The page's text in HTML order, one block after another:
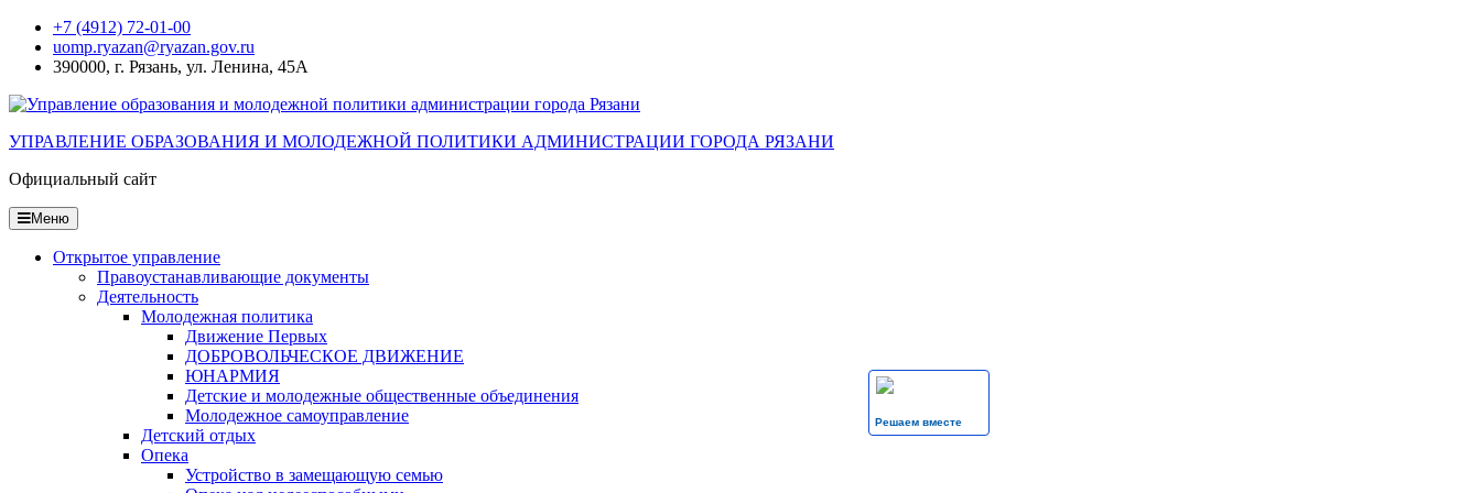
Перейти
содержанию
+7 (4912) 72-01-00
uomp.ryazan@ryazan.gov.ru
390000, г. Рязань, ул. Ленина, 45А
Решаем вместе
УПРАВЛЕНИЕ ОБРАЗОВАНИЯ И МОЛОДЕЖНОЙ ПОЛИТИКИ АДМИНИСТРАЦИИ ГОРОДА РЯЗАНИ
Официальный сайт
Меню
Открытое управление
Правоустанавливающие документы
Деятельность
Молодежная политика
Движение Первых
ДОБРОВОЛЬЧЕСКОЕ ДВИЖЕНИЕ
ЮНАРМИЯ
Детские и молодежные общественные объединения
Молодежное самоуправление
Детский отдых
Опека
Устройство в замещающую семью